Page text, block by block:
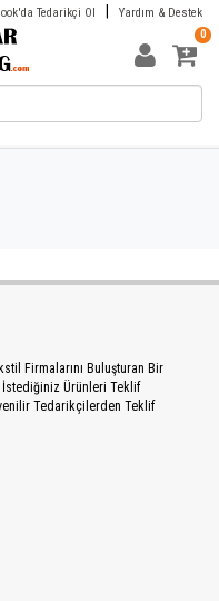
Tedarikçi Ol Yardım & Destek
0
Firmalarını Buluşturan Bir
İstediğiniz Ürünleri Teklif
Tedarikçilerden Teklif